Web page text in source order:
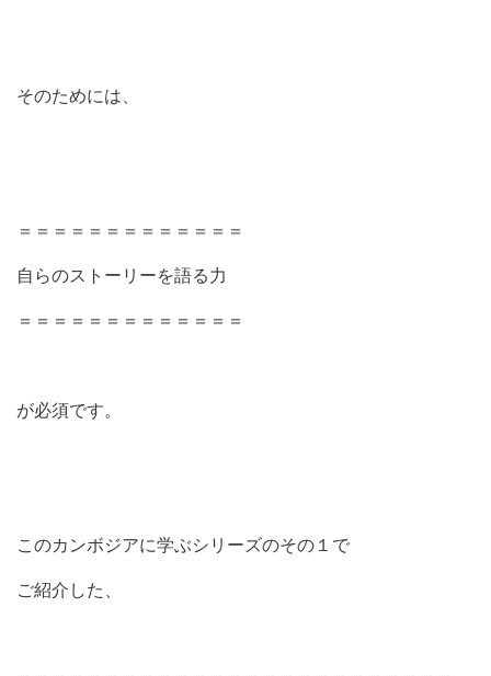
そのためには、
＝＝＝＝＝＝＝＝＝＝＝＝＝
自らのストーリーを語る力
＝＝＝＝＝＝＝＝＝＝＝＝＝
が必須です。
このカンボジアに学ぶシリーズのその１で
ご紹介した、